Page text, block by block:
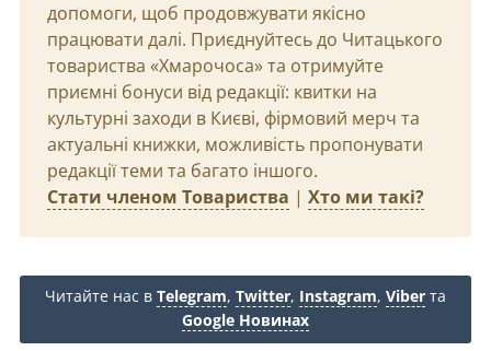
допомоги, щоб продовжувати якісно
працювати далі. Приєднуйтесь до Читацького
товариства «Хмарочоса» та отримуйте
приємні бонуси від редакції: квитки на
культурні заходи в Києві, фірмовий мерч та
актуальні книжки, можливість пропонувати
редакції теми та багато іншого.
Стати членом Товариства | Хто ми такі?
Читайте нас в Telegram, Twitter, Instagram, Viber та
Google Новинах